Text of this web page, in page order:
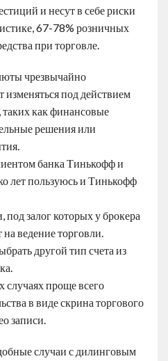
и несут в себе риски
67-78% розничных
при торговле.
чрезвычайно
изменяться под действием
как финансовые
решения или
банка Тинькофф и
лет пользуюсь и Тинькофф
залог которых у брокера
ведение торговли.
другой тип счета из
проще всего
в виде скрина торгового
записи.
случаи с дилинговым